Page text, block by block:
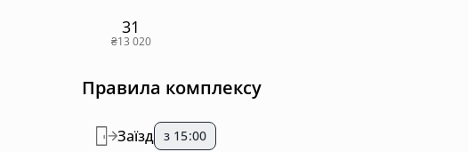
31
₴13 020
Правила комплексу
Заїзд з 15:00